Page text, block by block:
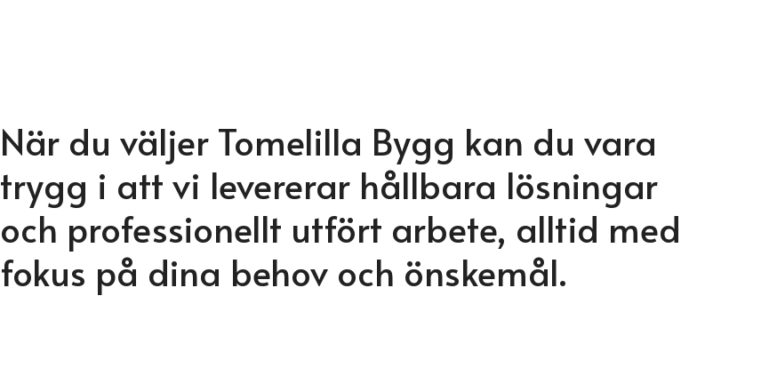
När du väljer Tomelilla Bygg kan du vara
trygg i att vi levererar hållbara lösningar
och professionellt utfört arbete, alltid med
fokus på dina behov och önskemål.